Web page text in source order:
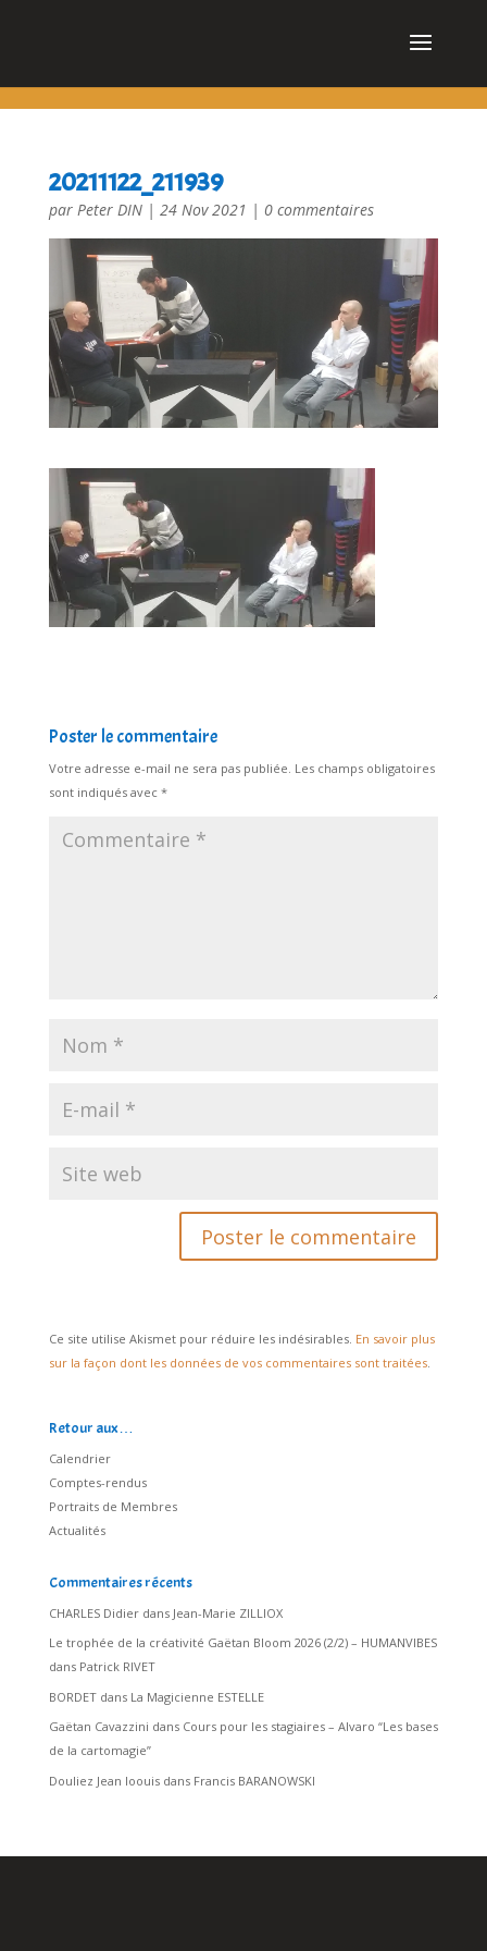
20211122_211939
par Peter DIN| 24 Nov 2021 | 0 commentaires
Poster le commentaire
Votre adresse e-mail ne sera pas publiée. Les champs obligatoires
sont indiqués avec *
Ce site utilise Akismet pour réduire les indésirables. En savoir plus
sur la façon dont les données de vos commentaires sont traitées.
Retour aux…
Calendrier
Comptes-rendus
Portraits de Membres
Actualités
Commentaires récents
CHARLES Didierdans Jean-Marie ZILLIOX
Le trophée de la créativité Gaëtan Bloom 2026 (2/2) – HUMANVIBES
dans Patrick RIVET
BORDETdans La Magicienne ESTELLE
Gaëtan Cavazzini dans Cours pour les stagiaires – Alvaro “Les bases
de la cartomagie”
Douliez Jean loouisdans Francis BARANOWSKI